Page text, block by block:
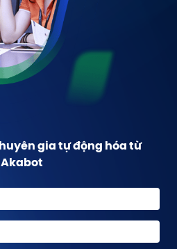
gia tự động hóa từ
Akabot